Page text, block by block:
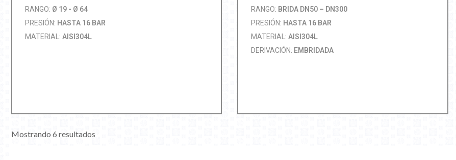
RANGO: Ø 19 - Ø 64
PRESIÓN: HASTA 16 BAR
MATERIAL: AISI304L
RANGO: BRIDA DN50 – DN300
PRESIÓN: HASTA 16 BAR
MATERIAL: AISI304L
DERIVACIÓN: EMBRIDADA
Mostrando 6 resultados